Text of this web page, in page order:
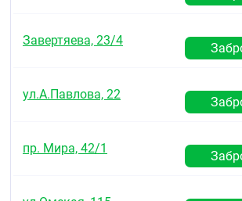
Не использовать по истечении
Без рецепта.
Завертяева, 23/4
ул.А.Павлова, 22
пр. Мира, 42/1